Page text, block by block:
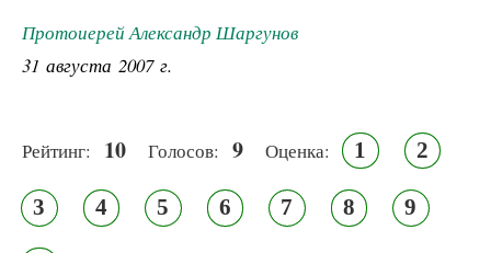
Протоиерей Александр Шаргунов
31 августа 2007 г.
Рейтинг: 10 Голосов: 9 Оценка: 1 2
3 4 5 6 7 8 9